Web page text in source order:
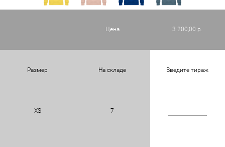
Цена 3 200,00 р.
Размер На складе Введите тираж
XS 7